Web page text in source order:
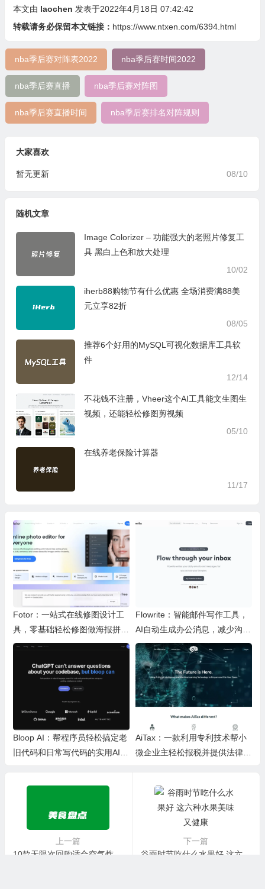
本文由 laochen 发表于2022年4月18日 07:42:42
转载请务必保留本文链接： https://www.ntxen.com/6394.html
nba季后赛对阵表2022 nba季后赛时间2022
nba季后赛直播 nba季后赛对阵图
nba季后赛直播时间 nba季后赛排名对阵规则
大家喜欢
08/10
暂无更新
随机文章
Image Colorizer – 功能强大的老照片修复工
具 黑白上色和放大处理
10/02
iherb88购物节有什么优惠 全场消费满88美
元立享82折
08/05
推荐6个好用的MySQL可视化数据库工具软
件
12/14
不花钱不注册，Vheer这个AI工具能文生图生
视频，还能轻松修图剪视频
05/10
在线养老保险计算器
11/17
Fotor：一站式在线修图设计工
具，零基础轻松修图做海报拼图
文创内容
Flowrite：智能邮件写作工具，
AI自动生成办公消息，减少沟通
时间，提升办公效率
Bloop AI：帮程序员轻松搞定老
旧代码和日常写代码的实用AI小
AiTax：一款利用专利技术帮小
微企业主轻松报税并提供法律保
上一篇
10款无限次回购适合空气炸锅的半成品美食（不用点外卖了）
下一篇
谷雨时节吃什么水果好 这六种水果美味又健康